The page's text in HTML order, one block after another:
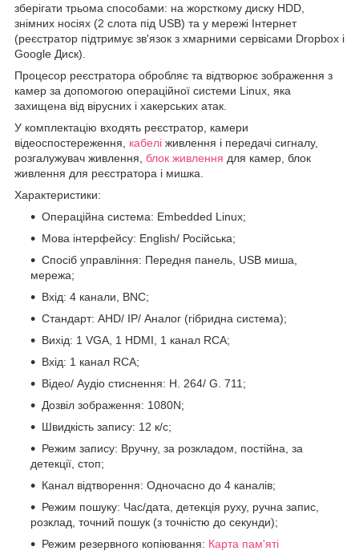
зберігати трьома способами: на жорсткому диску HDD,
знімних носіях (2 слота під USB) та у мережі Інтернет
(реєстратор підтримує зв'язок з хмарними сервісами Dropbox і
Google Диск).
Процесор реєстратора обробляє та відтворює зображення з
камер за допомогою операційної системи Linux, яка
захищена від вірусних і хакерських атак.
У комплектацію входять реєстратор, камери
відеоспостереження, кабелі живлення і передачі сигналу,
розгалужувач живлення, блок живлення для камер, блок
живлення для реєстратора і мишка.
Характеристики:
Операційна система: Embedded Linux;
Мова інтерфейсу: English/ Російська;
Спосіб управління: Передня панель, USB миша,
мережа;
Вхід: 4 канали, BNC;
Стандарт: AHD/ IP/ Аналог (гібридна система);
Вихід: 1 VGA, 1 HDMI, 1 канал RCA;
Вхід: 1 канал RCA;
Відео/ Аудіо стиснення: H. 264/ G. 711;
Дозвіл зображення: 1080N;
Швидкість запису: 12 к/с;
Режим запису: Вручну, за розкладом, постійна, за
детекції, стоп;
Канал відтворення: Одночасно до 4 каналів;
Режим пошуку: Час/дата, детекція руху, ручна запис,
розклад, точний пошук (з точністю до секунди);
Режим резервного копіювання: Карта пам'яті